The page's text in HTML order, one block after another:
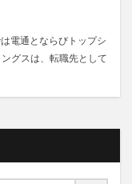
電通とならびトップシ
グスは、転職先として